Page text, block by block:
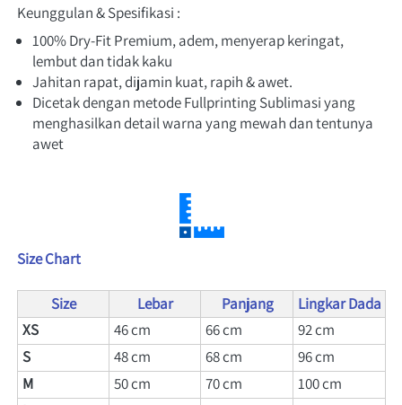
Keunggulan & Spesifikasi :
100% Dry-Fit Premium, adem, menyerap keringat,
lembut dan tidak kaku
Jahitan rapat, dijamin kuat, rapih & awet.
Dicetak dengan metode Fullprinting Sublimasi yang
menghasilkan detail warna yang mewah dan tentunya
awet
Size Chart
Size Lebar Panjang
Lingkar Dada
XS
46 cm 66 cm 92 cm
S
48 cm 68 cm 96 cm
M
50 cm 70 cm 100 cm